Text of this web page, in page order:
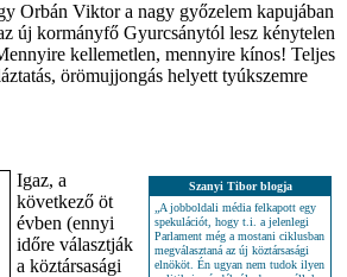
Orbán Viktor a nagy győzelem kapujában
új kormányfő Gyurcsánytól lesz kénytelen
kellemetlen, mennyire kínos! Teljes
örömujjongás helyett tyúkszemre
Szanyi Tibor blogja
„A jobboldali média felkapott egy
spekulációt, hogy t.i. a jelenlegi
Parlament még a mostani ciklusban
megválasztaná az új köztársasági
elnököt. Én ugyan nem tudok ilyen
Igaz, a
következő öt
évben (ennyi
időre választják
a köztársasági